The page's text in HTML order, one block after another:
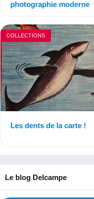
photographie moderne
COLLECTIONS
Les dents de la carte !
Le blog Delcampe